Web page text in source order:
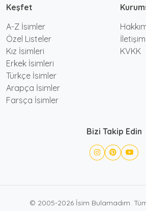
Keşfet
A-Z İsimler
Özel Listeler
Kız İsimleri
Erkek İsimleri
Türkçe İsimler
Arapça İsimler
Farsça İsimler
İletişim
KVKK
Bizi Takip Edin
© 2005-2026 İsim Bulamadım. Tüm